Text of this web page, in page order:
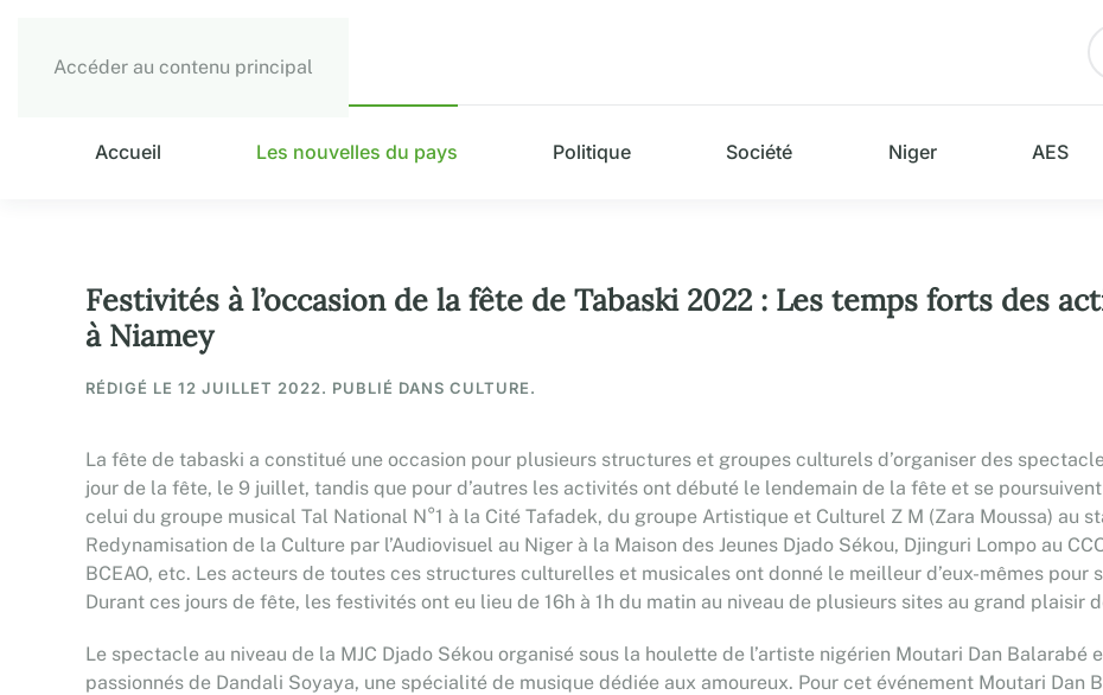
Accéder au contenu principal
Accueil Les nouvelles du pays Politique Société Niger AES
Festivités à l’occasion de la fête de Tabaski 2022 : Les temps forts des
à Niamey
RÉDIGÉ LE 12 JUILLET 2022. PUBLIÉ DANS CULTURE.
La fête de tabaski a constitué une occasion pour plusieurs structures et groupes culturels d’organiser des
jour de la fête, le 9 juillet, tandis que pour d’autres les activités ont débuté le lendemain de la fête et se
celui du groupe musical Tal National N°1 à la Cité Tafadek, du groupe Artistique et Culturel Z M (Zara Moussa) au
Redynamisation de la Culture par l’Audiovisuel au Niger à la Maison des Jeunes Djado Sékou, Djinguri Lompo au
BCEAO, etc. Les acteurs de toutes ces structures culturelles et musicales ont donné le meilleur d’eux-mêmes
Durant ces jours de fête, les festivités ont eu lieu de 16h à 1h du matin au niveau de plusieurs sites au grand plaisir
Le spectacle au niveau de la MJC Djado Sékou organisé sous la houlette de l’artiste nigérien Moutari Dan
passionnés de Dandali Soyaya, une spécialité de musique dédiée aux amoureux. Pour cet événement Moutari Dan